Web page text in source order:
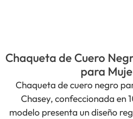
Chaqueta de Cuero
para
Chaqueta de cuero negro
Chasey, confeccionada en
modelo presenta un diseño